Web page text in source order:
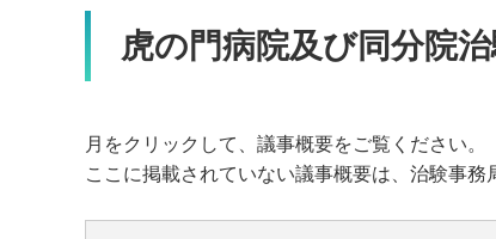
虎の門病院及び同分院
月をクリックして、議事概要をご覧ください。
ここに掲載されていない議事概要は、治験事務